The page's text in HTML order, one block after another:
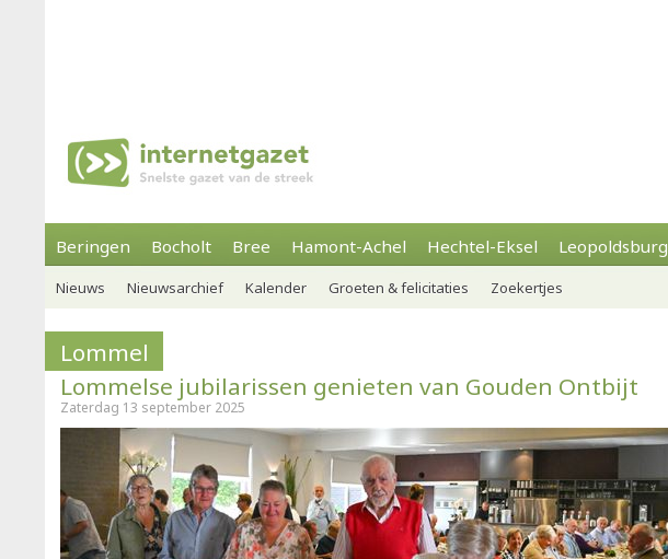
Beringen Bocholt Bree Hamont-Achel Hechtel-Eksel Leopoldsburg
Nieuws Nieuwsarchief Kalender Groeten & felicitaties Zoekertjes
Lommel
Lommelse jubilarissen genieten van Gouden Ontbijt
Zaterdag 13 september 2025